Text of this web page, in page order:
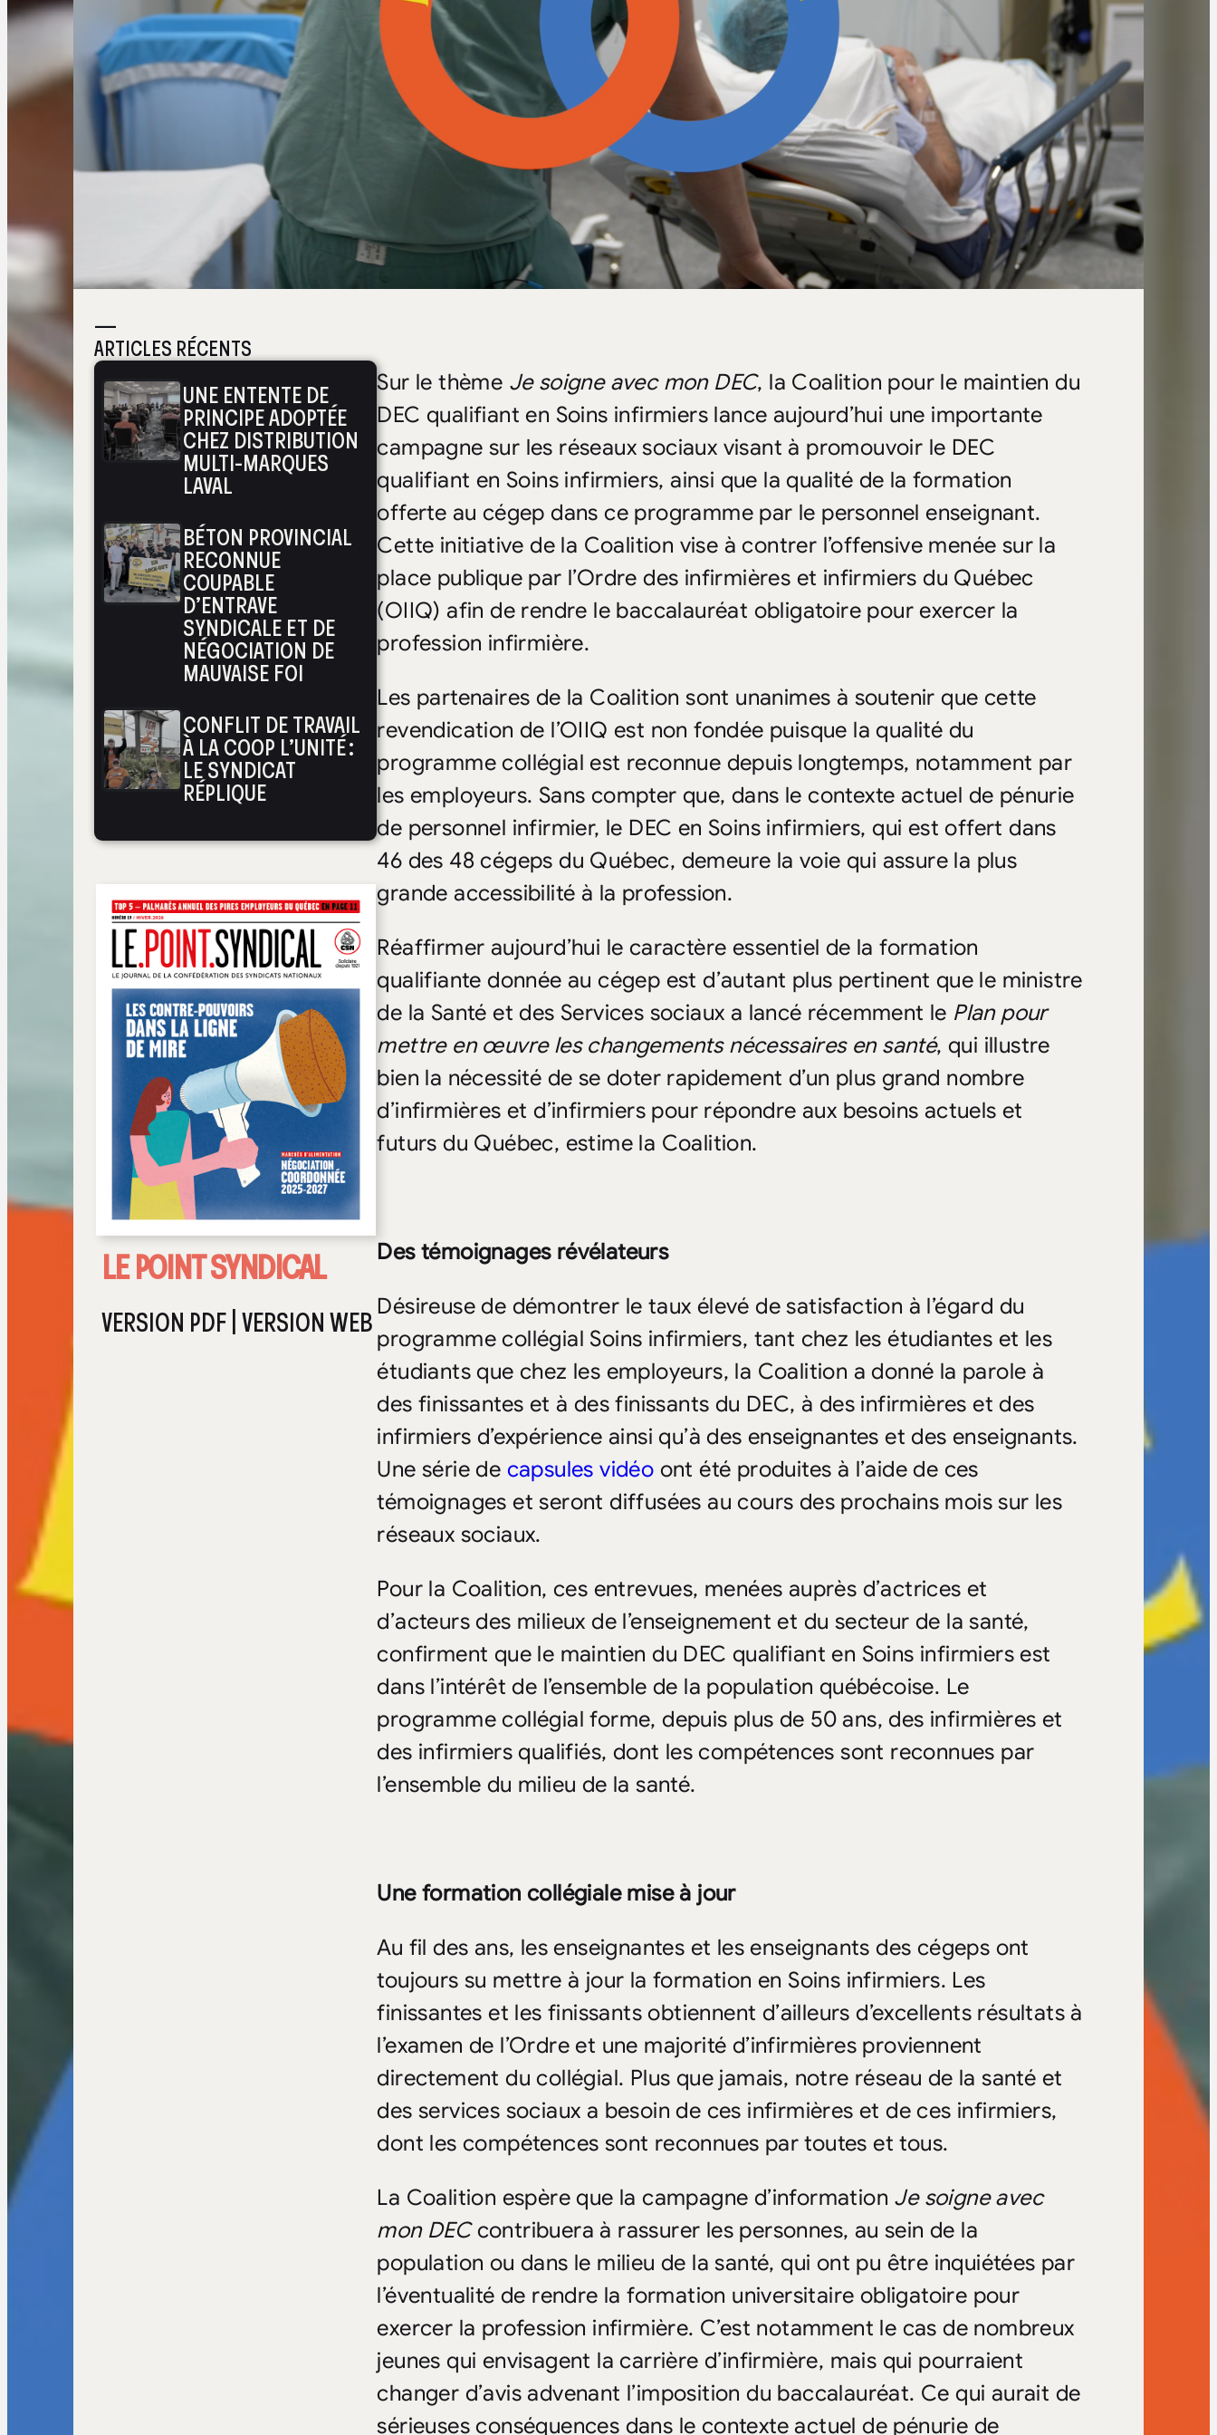
—
ARTICLES RÉCENTS
UNE ENTENTE DE
PRINCIPE ADOPTÉE
CHEZ DISTRIBUTION
MULTI-MARQUES
LAVAL
BÉTON PROVINCIAL
RECONNUE
COUPABLE
D’ENTRAVE
SYNDICALE ET DE
NÉGOCIATION DE
MAUVAISE FOI
CONFLIT DE TRAVAIL
À LA COOP L’UNITÉ :
LE SYNDICAT
RÉPLIQUE
LE POINT SYNDICAL
VERSION PDF|VERSION WEB
Sur le thème Je soigne avec mon DEC, la Coalition pour le maintien du
DEC qualifiant en Soins infirmiers lance aujourd’hui une importante
campagne sur les réseaux sociaux visant à promouvoir le DEC
qualifiant en Soins infirmiers, ainsi que la qualité de la formation
offerte au cégep dans ce programme par le personnel enseignant.
Cette initiative de la Coalition vise à contrer l’offensive menée sur la
place publique par l’Ordre des infirmières et infirmiers du Québec
(OIIQ) afin de rendre le baccalauréat obligatoire pour exercer la
profession infirmière.
Les partenaires de la Coalition sont unanimes à soutenir que cette
revendication de l’OIIQ est non fondée puisque la qualité du
programme collégial est reconnue depuis longtemps, notamment par
les employeurs. Sans compter que, dans le contexte actuel de pénurie
de personnel infirmier, le DEC en Soins infirmiers, qui est offert dans
46 des 48 cégeps du Québec, demeure la voie qui assure la plus
grande accessibilité à la profession.
Réaffirmer aujourd’hui le caractère essentiel de la formation
qualifiante donnée au cégep est d’autant plus pertinent que le ministre
de la Santé et des Services sociaux a lancé récemment le Plan pour
mettre en œuvre les changements nécessaires en santé, qui illustre
bien la nécessité de se doter rapidement d’un plus grand nombre
d’infirmières et d’infirmiers pour répondre aux besoins actuels et
futurs du Québec, estime la Coalition.
Des témoignages révélateurs
Désireuse de démontrer le taux élevé de satisfaction à l’égard du
programme collégial Soins infirmiers, tant chez les étudiantes et les
étudiants que chez les employeurs, la Coalition a donné la parole à
des finissantes et à des finissants du DEC, à des infirmières et des
infirmiers d’expérience ainsi qu’à des enseignantes et des enseignants.
Une série de capsules vidéo ont été produites à l’aide de ces
témoignages et seront diffusées au cours des prochains mois sur les
réseaux sociaux.
Pour la Coalition, ces entrevues, menées auprès d’actrices et
d’acteurs des milieux de l’enseignement et du secteur de la santé,
confirment que le maintien du DEC qualifiant en Soins infirmiers est
dans l’intérêt de l’ensemble de la population québécoise. Le
programme collégial forme, depuis plus de 50 ans, des infirmières et
des infirmiers qualifiés, dont les compétences sont reconnues par
l’ensemble du milieu de la santé.
Une formation collégiale mise à jour
Au fil des ans, les enseignantes et les enseignants des cégeps ont
toujours su mettre à jour la formation en Soins infirmiers. Les
finissantes et les finissants obtiennent d’ailleurs d’excellents résultats à
l’examen de l’Ordre et une majorité d’infirmières proviennent
directement du collégial. Plus que jamais, notre réseau de la santé et
des services sociaux a besoin de ces infirmières et de ces infirmiers,
dont les compétences sont reconnues par toutes et tous.
La Coalition espère que la campagne d’information Je soigne avec
mon DECcontribuera à rassurer les personnes, au sein de la
population ou dans le milieu de la santé, qui ont pu être inquiétées par
l’éventualité de rendre la formation universitaire obligatoire pour
exercer la profession infirmière. C’est notamment le cas de nombreux
jeunes qui envisagent la carrière d’infirmière, mais qui pourraient
changer d’avis advenant l’imposition du baccalauréat. Ce qui aurait de
sérieuses conséquences dans le contexte actuel de pénurie de